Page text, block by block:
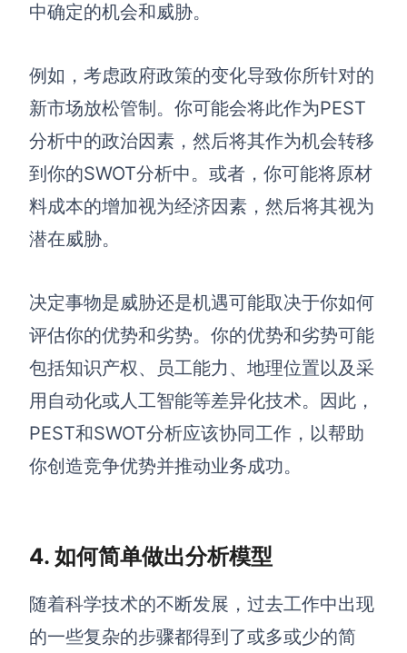
中确定的机会和威胁。
例如，考虑政府政策的变化导致你所针对的
新市场放松管制。你可能会将此作为PEST
分析中的政治因素，然后将其作为机会转移
到你的SWOT分析中。或者，你可能将原材
料成本的增加视为经济因素，然后将其视为
潜在威胁。
决定事物是威胁还是机遇可能取决于你如何
评估你的优势和劣势。你的优势和劣势可能
包括知识产权、员工能力、地理位置以及采
用自动化或人工智能等差异化技术。因此，
PEST和SWOT分析应该协同工作，以帮助
你创造竞争优势并推动业务成功。
4. 如何简单做出分析模型
随着科学技术的不断发展，过去工作中出现
的一些复杂的步骤都得到了或多或少的简